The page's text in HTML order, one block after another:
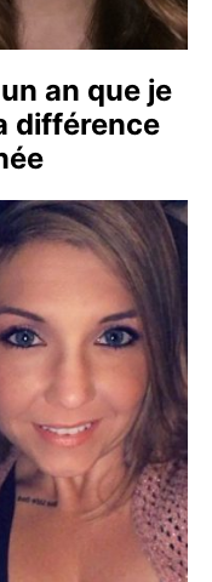
an que je
différence